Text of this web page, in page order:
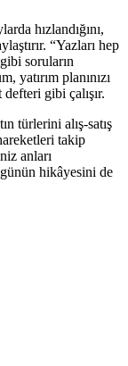
hızlandığını,
“Yazları hep
soruların
yatırım planınızı
gibi çalışır.
türlerini alış-satış
takip
anları
hikâyesini de